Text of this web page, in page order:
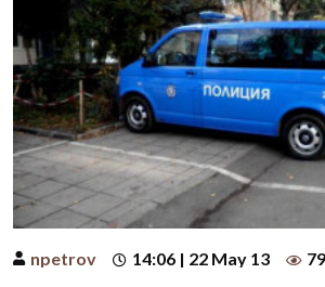
npetrov 14:06 | 22 May 13